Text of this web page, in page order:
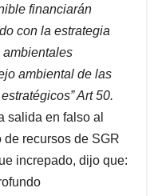
financiarán
con la estrategia
ambientales
ambiental de las
Art 50.
salida en falso al
recursos de SGR
increpado, dijo que: